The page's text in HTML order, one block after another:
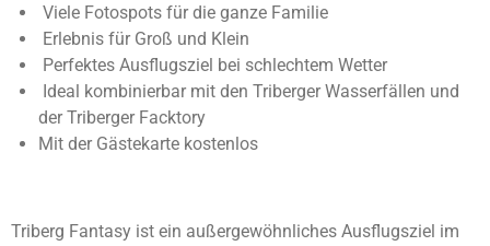
Viele Fotospots für die ganze Familie
Erlebnis für Groß und Klein
Perfektes Ausflugsziel bei schlechtem Wetter
Ideal kombinierbar mit den Triberger Wasserfällen und
der Triberger Facktory
Mit der Gästekarte kostenlos
Triberg Fantasy ist ein außergewöhnliches Ausflugsziel im